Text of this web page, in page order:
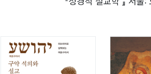
하나님의 놀라운 손길(수 5:1-12)_170